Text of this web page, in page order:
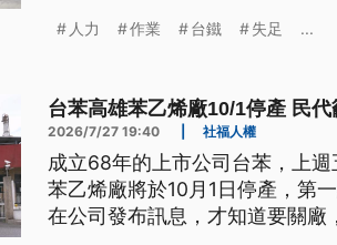
人力 作業 台鐵 失足 ...
台苯高雄苯乙烯廠10/1停產 民
2026/7/27 19:40 社福人權
成立68年的上市公司台苯，上
苯乙烯廠將於10月1日停產，第
在公司發布訊息，才知道要關廠